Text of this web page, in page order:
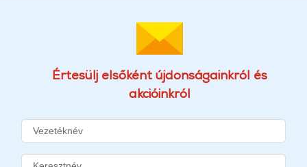
Értesülj elsőként újdonságainkról és
akcióinkról